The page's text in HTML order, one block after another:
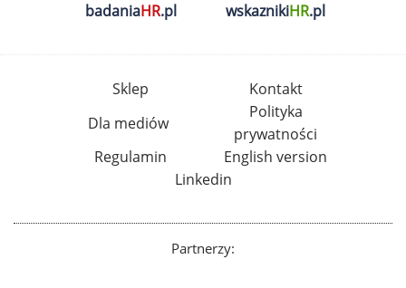
badaniaHR.pl wskaznikiHR.pl
Sklep
Kontakt
Dla mediów
Polityka
prywatności
Regulamin
English version
Linkedin
Partnerzy: